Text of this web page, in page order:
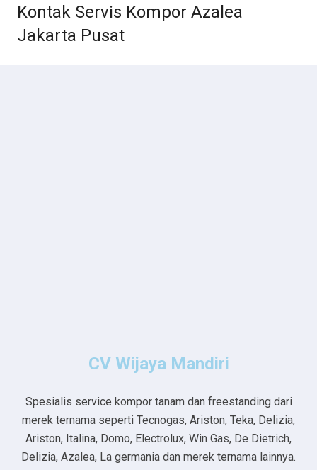
Kontak Servis Kompor Azalea
Jakarta Pusat
CV Wijaya Mandiri
Spesialis service kompor tanam dan freestanding dari
merek ternama seperti Tecnogas, Ariston, Teka, Delizia,
Ariston, Italina, Domo, Electrolux, Win Gas, De Dietrich,
Delizia, Azalea, La germania dan merek ternama lainnya.